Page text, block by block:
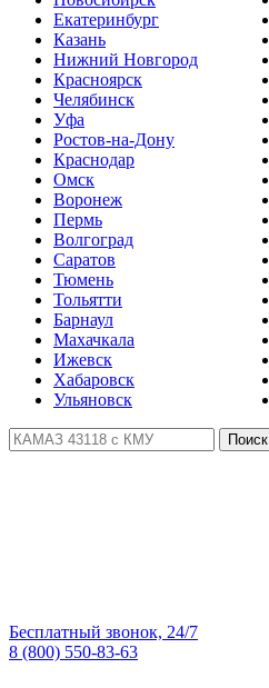
Екатеринбург
Казань
Нижний Новгород
Красноярск
Челябинск
Уфа
Ростов-на-Дону
Краснодар
Омск
Воронеж
Пермь
Волгоград
Саратов
Тюмень
Тольятти
Барнаул
Махачкала
Ижевск
Хабаровск
Ульяновск
Поиск
Бесплатный звонок, 24/7
8 (800) 550-83-63